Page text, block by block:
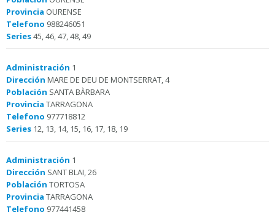
Provincia OURENSE
Telefono 988246051
Series45, 46, 47, 48, 49
Administración 1
Dirección MARE DE DEU DE MONTSERRAT, 4
Población SANTA BÀRBARA
Provincia TARRAGONA
Telefono 977718812
Series 12, 13, 14, 15, 16, 17, 18, 19
Administración 1
Dirección SANT BLAI, 26
Población TORTOSA
Provincia TARRAGONA
Telefono 977441458